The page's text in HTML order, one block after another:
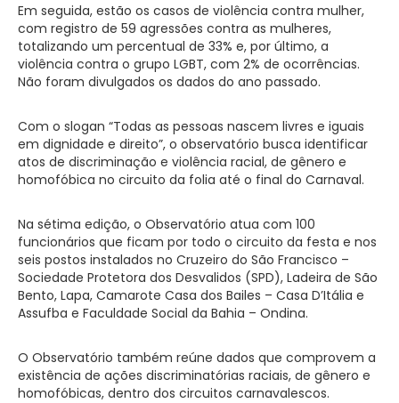
Em seguida, estão os casos de violência contra mulher,
com registro de 59 agressões contra as mulheres,
totalizando um percentual de 33% e, por último, a
violência contra o grupo LGBT, com 2% de ocorrências.
Não foram divulgados os dados do ano passado.
Com o slogan “Todas as pessoas nascem livres e iguais
em dignidade e direito”, o observatório busca identificar
atos de discriminação e violência racial, de gênero e
homofóbica no circuito da folia até o final do Carnaval.
Na sétima edição, o Observatório atua com 100
funcionários que ficam por todo o circuito da festa e nos
seis postos instalados no Cruzeiro do São Francisco –
Sociedade Protetora dos Desvalidos (SPD), Ladeira de São
Bento, Lapa, Camarote Casa dos Bailes – Casa D’Itália e
Assufba e Faculdade Social da Bahia – Ondina.
O Observatório também reúne dados que comprovem a
existência de ações discriminatórias raciais, de gênero e
homofóbicas, dentro dos circuitos carnavalescos.